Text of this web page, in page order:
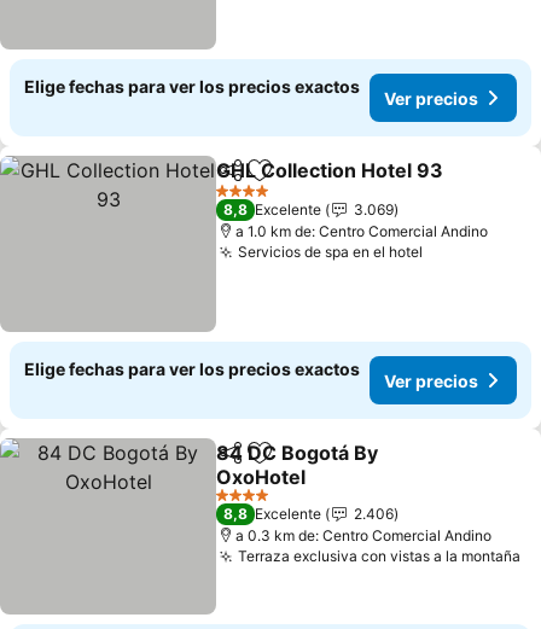
Elige fechas para ver los precios exactos
Ver precios
CompartirAgregar a favoritos
GHL Collection Hotel 93
4 Estrellas
8,8 Excelente
3.069
a 1.0 km de: Centro Comercial Andino
Servicios de spa en el hotel
Elige fechas para ver los precios exactos
Ver precios
CompartirAgregar a favoritos
84 DC Bogotá By
OxoHotel
Ver precios
4 Estrellas
8,8 Excelente
2.406
a 0.3 km de: Centro Comercial Andino
Terraza exclusiva con vistas a la montaña